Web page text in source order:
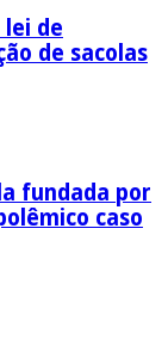
lei de
de sacolas
fundada por
caso